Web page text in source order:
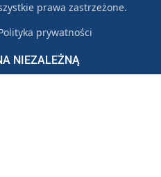
NIEZALEŻNĄ
prawa zastrzeżone.
prywatności